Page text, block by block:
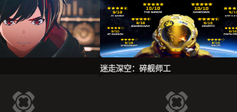
迷走深空：碎舰师工